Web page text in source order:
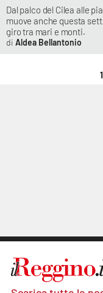
Dal palco del Cilea alle
muove anche questa
giro tra mari e monti.
Aldea Bellantonio
1